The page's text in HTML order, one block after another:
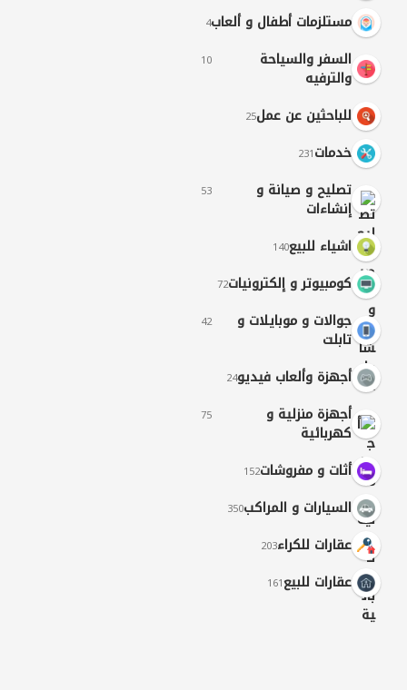
مستلزمات أطفال و ألعاب4
السفر والسياحة
والترفيه
10
للباحثين عن عمل25
خدمات231
تصليح و صيانة و
إنشاءات
53
اشياء للبيع140
كومبيوتر و إلكترونيات72
جوالات و موبايلات و
تابلت
42
أجهزة وألعاب فيديو24
أجهزة منزلية و
كهربائية
75
أثات و مفروشات152
السيارات و المراكب350
عقارات للكراء203
عقارات للبيع161